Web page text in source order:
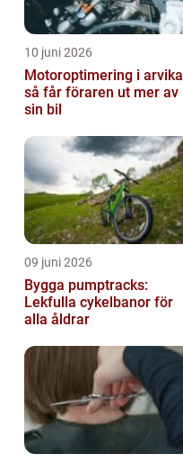
10 juni 2026
Motoroptimering i arvika
så får föraren ut mer av
sin bil
09 juni 2026
Bygga pumptracks:
Lekfulla cykelbanor för
alla åldrar